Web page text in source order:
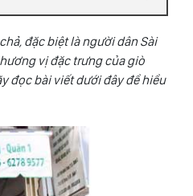
đặc biệt là người dân Sài
vị đặc trưng của giò
đọc bài viết dưới đây để hiểu